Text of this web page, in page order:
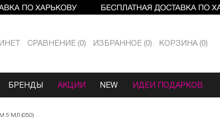
СРАВНЕНИЕ 0 ИЗБРАННОЕ 0 КОРЗИНА 0
БРЕНДЫ АКЦИИ NEW ИДЕИ ПОДАРКОВ
5 МЛ (050)